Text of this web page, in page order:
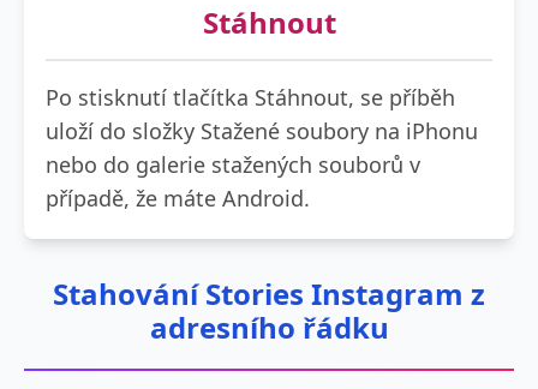
Stáhnout
Po stisknutí tlačítka Stáhnout, se příběh
uloží do složky Stažené soubory na iPhonu
nebo do galerie stažených souborů v
případě, že máte Android.
Stahování Stories Instagram z
adresního řádku